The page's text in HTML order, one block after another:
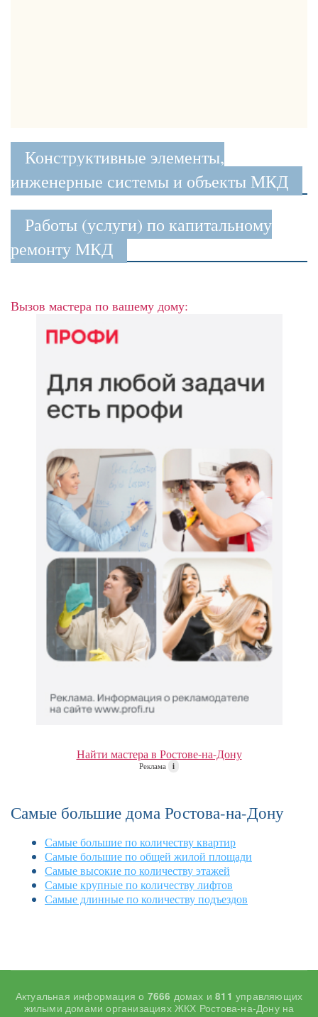
Конструктивные элементы,
инженерные системы и объекты МКД
Работы (услуги) по капитальному
ремонту МКД
Вызов мастера по вашему дому:
Найти мастера в Ростове-на-Дону
Реклама i
Самые большие дома Ростова-на-Дону
Самые большие по количеству квартир
Самые большие по общей жилой площади
Самые высокие по количеству этажей
Самые крупные по количеству лифтов
Самые длинные по количеству подъездов
Актуальная информация о 7666 домах и811управляющих
жилыми домами организациях ЖКХ Ростова-на-Дону на